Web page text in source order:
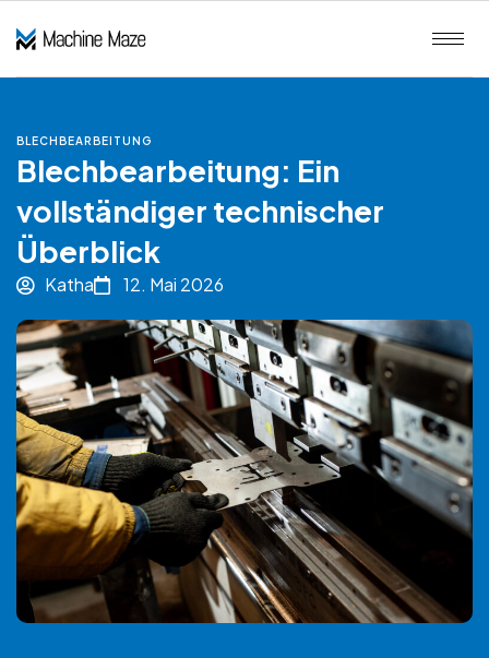
BLECHBEARBEITUNG
Blechbearbeitung: Ein
vollständiger technischer
Überblick
Katha 12. Mai 2026